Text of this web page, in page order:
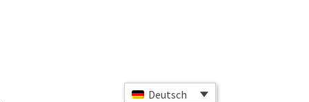
Deutsch